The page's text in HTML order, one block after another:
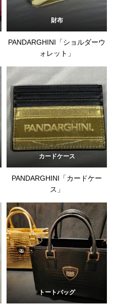
財布
PANDARGHINI「ショルダーウ
ォレット」
カードケース
PANDARGHINI「カードケー
ス」
トートバッグ